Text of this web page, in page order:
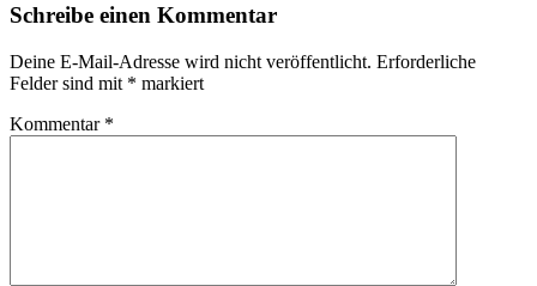
Schreibe einen Kommentar
Deine E-Mail-Adresse wird nicht veröffentlicht. Erforderliche
Felder sind mit * markiert
Kommentar *